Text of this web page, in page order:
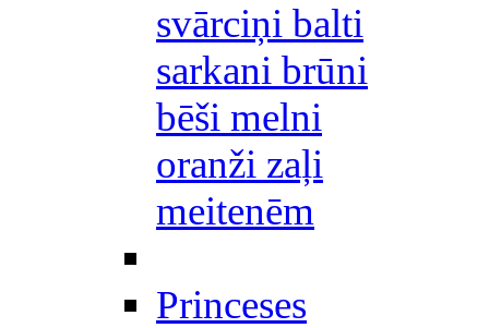
svārciņi balti
sarkani brūni
bēši melni
oranži zaļi
meitenēm
Princeses